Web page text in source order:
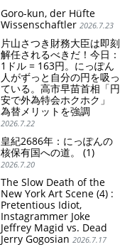
Goro-kun, der Hüfte
Wissenschaftler 2026.7.23
片山さつき財務大臣は即刻
解任されるべきだ！今日：
1ドル = 163円。にっぽん
人がずっと自分の円を吸っ
ている。高市早苗首相「円
安で外為特会ホクホク」
為替メリットを強調
2026.7.22
皇紀2686年：にっぽんの
核保有国への道。 (1)
2026.7.20
The Slow Death of the
New York Art Scene (4) :
Pretentious Idiot,
Instagrammer Joke
Jeffrey Magid vs. Dead
Jerry Gogosian 2026.7.17